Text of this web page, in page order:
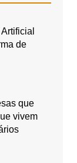
de
que
vivem